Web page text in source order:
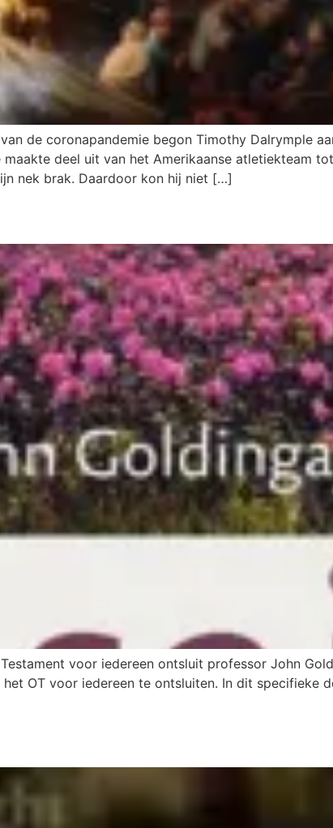
de coronapandemie begon Timothy Dalrymple
deel uit van het Amerikaanse atletiekteam
nek brak. Daardoor kon hij niet […]
voor iedereen ontsluit professor John
OT voor iedereen te ontsluiten. In dit specifieke